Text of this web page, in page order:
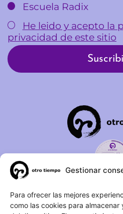
Gestionar
Para ofrecer las mejores
como las cookies para
Escuela Radix
He leido y acepto la
privacidad de este sitio
C/ Duque de
2 – 1ºA